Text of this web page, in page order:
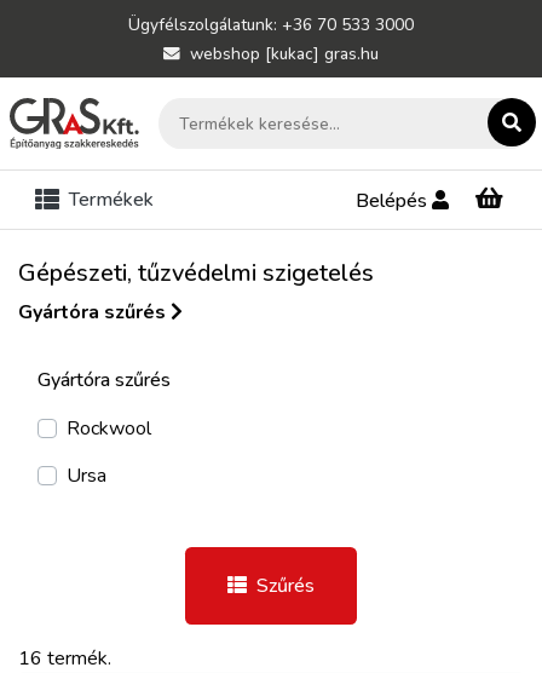
Ügyfélszolgálatunk: +36 70 533 3000
webshop [kukac] gras.hu
Termékek Belépés
Gépészeti, tűzvédelmi szigetelés
Gyártóra szűrés
Gyártóra szűrés
Rockwool
Ursa
Szűrés
16 termék.